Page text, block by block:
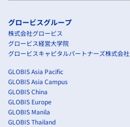
グロービスグループ
株式会社グロービス
グロービス経営大学院
グロービスキャピタルパートナーズ株式会社
GLOBIS Asia Pacific
GLOBIS Asia Campus
GLOBIS China
GLOBIS Europe
GLOBIS Manila
GLOBIS Thailand